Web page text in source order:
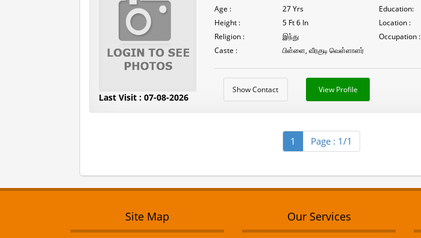
Last Visit : 07-08-2026
Age :
27 Yrs
Height :
5 Ft 6 In
Religion :
இந்து
Caste :
பிள்ளை, வீரகுடி வெள்ளாளர்
Education:
Location :
Occupation :
Show Contact View Profile
1 Page : 1/1
Site Map Our Services